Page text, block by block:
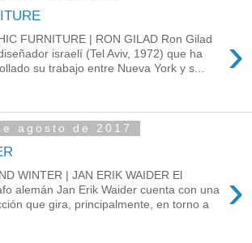
›
FURNITURE | RON GILAD Ron Gilad
israelí (Tel Aviv, 1972) que ha
su trabajo entre Nueva York y s...
agosto de 2017
›
WINTER | JAN ERIK WAIDER El
alemán Jan Erik Waider cuenta con una
que gira, principalmente, en torno a